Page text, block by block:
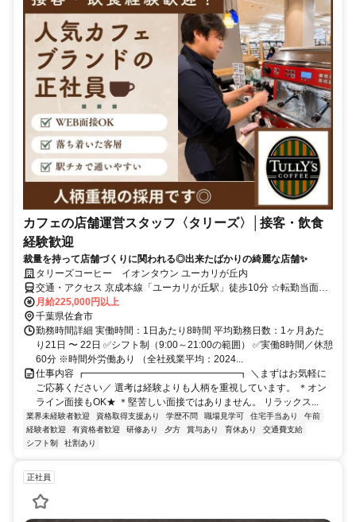
カフェの店舗運営スタッフ〈タリーズ〉│接客・飲食
経験歓迎
裁量を持って店舗づくりに関われる◎出来たばかりの綺麗な店舗✨
タリーズコーヒー イオンタウン ユーカリが丘内
交通・アクセス 京成本線「ユーカリが丘駅」徒歩10分 ☆転勤当面な
し（2号店以上を出店した場合配属替えの可能性あり）
月給225,000円以上
千葉県佐倉市
勤務時間詳細 実働時間：1日あたり8時間 平均勤務日数：1ヶ月あた
り21日 〜 22日 ✅シフト制（9:00～21:00の範囲） ✅実働8時間／休憩
60分 ※時間外労働あり （全社残業平均：2024...
仕事内容 ┏━━━━━━━━━━━━━━━━┓ ＼まずはお気軽に
ご応募ください／ 選考は経験よりも人柄を重視しています。 ＊オン
ライン面接もOK★ ＊堅苦しい面接ではありません。 リラックス...
業界未経験者歓迎 資格取得支援あり 学歴不問 職場見学可 住宅手当あり
午前
経験者歓迎
有資格者歓迎 研修あり 夕方 賞与あり 育休あり
交通費支給
シフト制
社割あり
正社員